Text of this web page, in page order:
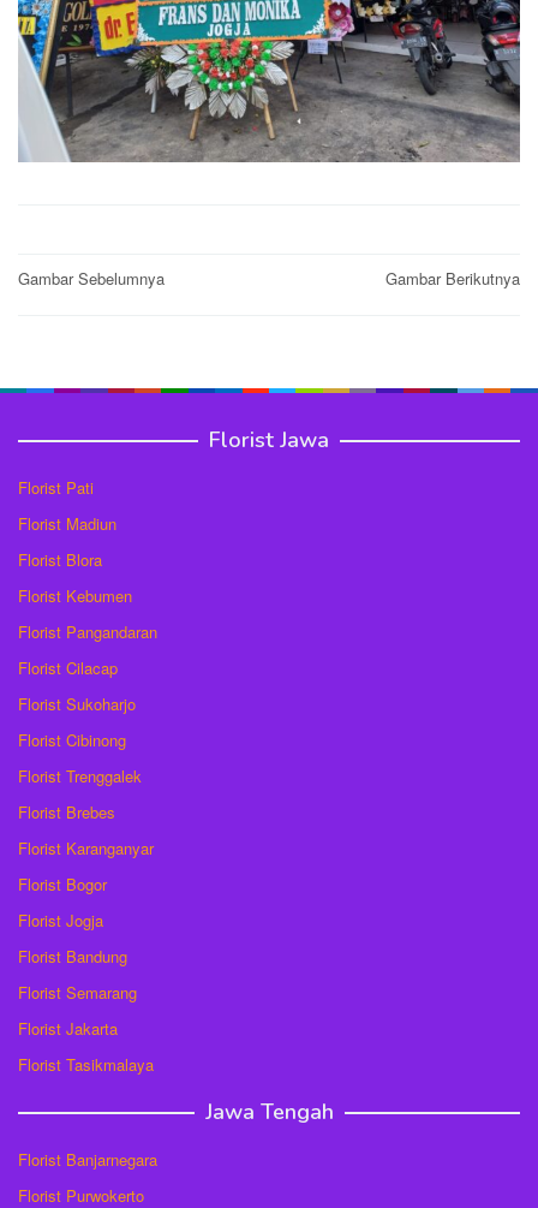
Post
Gambar Sebelumnya Gambar Berikutnya
Florist Jawa
Florist Pati
Florist Madiun
Florist Blora
Florist Kebumen
Florist Pangandaran
Florist Cilacap
Florist Sukoharjo
Florist Cibinong
Florist Trenggalek
Florist Brebes
Florist Karanganyar
Florist Bogor
Florist Jogja
Florist Bandung
Florist Semarang
Florist Jakarta
Florist Tasikmalaya
Jawa Tengah
Florist Banjarnegara
Florist Purwokerto